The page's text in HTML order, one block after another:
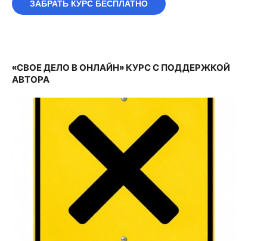
ЗАБРАТЬ КУРС БЕСПЛАТНО
«СВОЕ ДЕЛО В ОНЛАЙН» КУРС С ПОДДЕРЖКОЙ
АВТОРА